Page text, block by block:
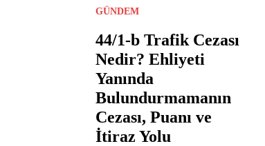
GÜNDEM
44/1-b Trafik Cezası
Nedir? Ehliyeti
Yanında
Bulundurmamanın
Cezası, Puanı ve
İtiraz Yolu